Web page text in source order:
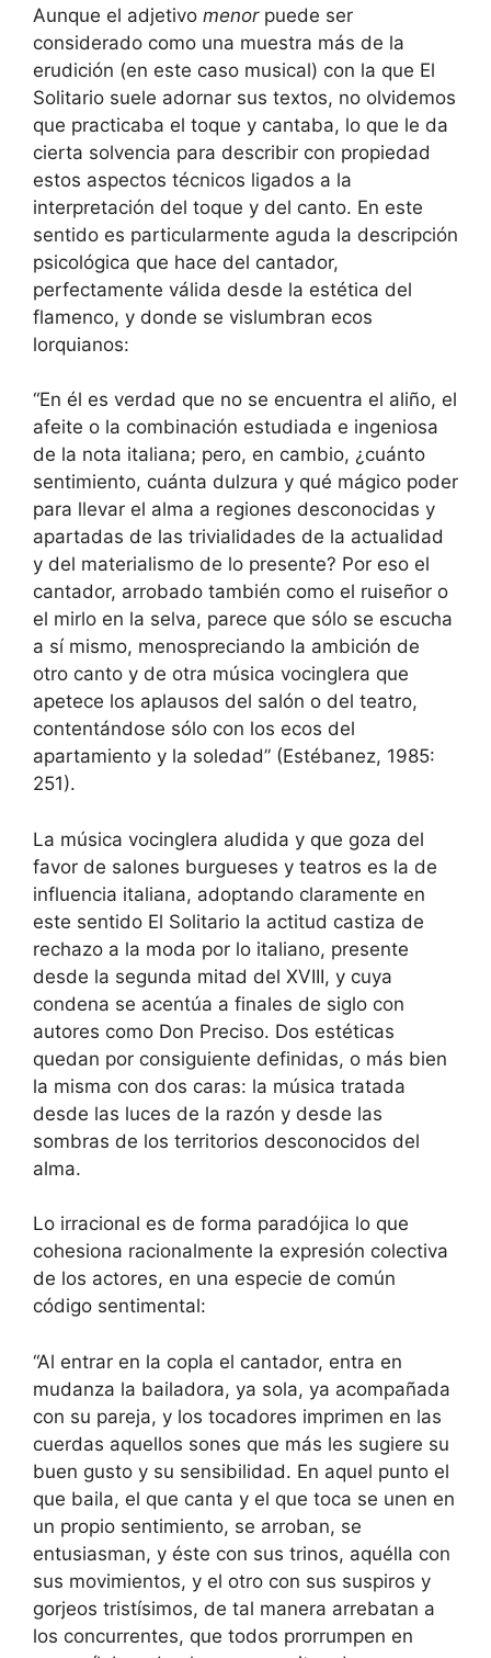
Aunque el adjetivo menor puede ser
considerado como una muestra más de la
erudición (en este caso musical) con la que El
Solitario suele adornar sus textos, no olvidemos
que practicaba el toque y cantaba, lo que le da
cierta solvencia para describir con propiedad
estos aspectos técnicos ligados a la
interpretación del toque y del canto. En este
sentido es particularmente aguda la descripción
psicológica que hace del cantador,
perfectamente válida desde la estética del
flamenco, y donde se vislumbran ecos
lorquianos:
“En él es verdad que no se encuentra el aliño, el
afeite o la combinación estudiada e ingeniosa
de la nota italiana; pero, en cambio, ¿cuánto
sentimiento, cuánta dulzura y qué mágico poder
para llevar el alma a regiones desconocidas y
apartadas de las trivialidades de la actualidad
y del materialismo de lo presente? Por eso el
cantador, arrobado también como el ruiseñor o
el mirlo en la selva, parece que sólo se escucha
a sí mismo, menospreciando la ambición de
otro canto y de otra música vocinglera que
apetece los aplausos del salón o del teatro,
contentándose sólo con los ecos del
apartamiento y la soledad” (Estébanez, 1985:
251).
La música vocinglera aludida y que goza del
favor de salones burgueses y teatros es la de
influencia italiana, adoptando claramente en
este sentido El Solitario la actitud castiza de
rechazo a la moda por lo italiano, presente
desde la segunda mitad del XVIII, y cuya
condena se acentúa a finales de siglo con
autores como Don Preciso. Dos estéticas
quedan por consiguiente definidas, o más bien
la misma con dos caras: la música tratada
desde las luces de la razón y desde las
sombras de los territorios desconocidos del
alma.
Lo irracional es de forma paradójica lo que
cohesiona racionalmente la expresión colectiva
de los actores, en una especie de común
código sentimental:
“Al entrar en la copla el cantador, entra en
mudanza la bailadora, ya sola, ya acompañada
con su pareja, y los tocadores imprimen en las
cuerdas aquellos sones que más les sugiere su
buen gusto y su sensibilidad. En aquel punto el
que baila, el que canta y el que toca se unen en
un propio sentimiento, se arroban, se
entusiasman, y éste con sus trinos, aquélla con
sus movimientos, y el otro con sus suspiros y
gorjeos tristísimos, de tal manera arrebatan a
los concurrentes, que todos prorrumpen en